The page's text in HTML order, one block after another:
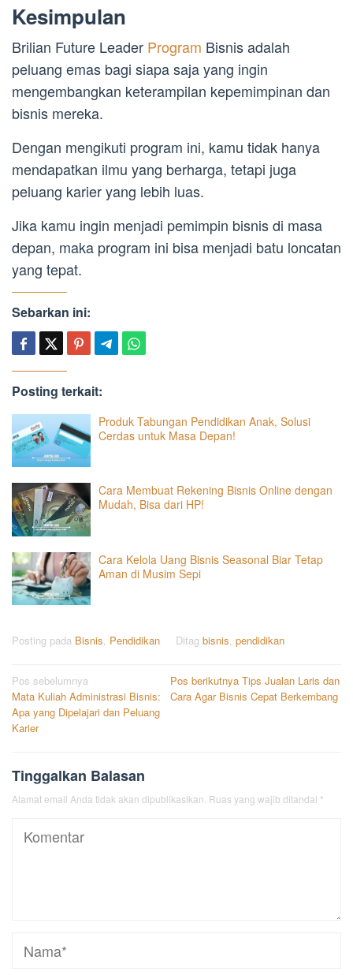
Kesimpulan
Brilian Future Leader Program Bisnis adalah
peluang emas bagi siapa saja yang ingin
mengembangkan keterampilan kepemimpinan dan
bisnis mereka.
Dengan mengikuti program ini, kamu tidak hanya
mendapatkan ilmu yang berharga, tetapi juga
peluang karier yang lebih luas.
Jika kamu ingin menjadi pemimpin bisnis di masa
depan, maka program ini bisa menjadi batu loncatan
yang tepat.
Sebarkan ini:
Posting terkait:
Produk Tabungan Pendidikan Anak, Solusi
Cerdas untuk Masa Depan!
Cara Membuat Rekening Bisnis Online dengan
Mudah, Bisa dari HP!
Cara Kelola Uang Bisnis Seasonal Biar Tetap
Aman di Musim Sepi
Posting pada Bisnis, Pendidikan Ditag bisnis, pendidikan
Navigasi
pos
Pos sebelumnya
Mata Kuliah Administrasi Bisnis:
Apa yang Dipelajari dan Peluang
Karier
Pos berikutnyaTips Jualan Laris dan
Cara Agar Bisnis Cepat Berkembang
Tinggalkan Balasan
Alamat email Anda tidak akan dipublikasikan. Ruas yang wajib ditandai *